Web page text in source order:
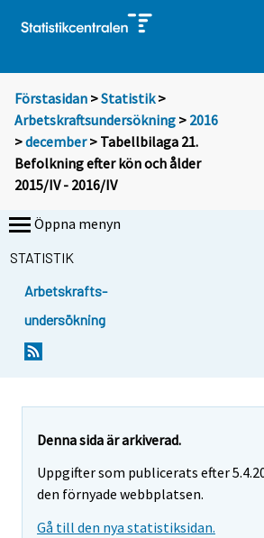
Förstasidan >Statistik >
Arbetskraftsundersökning > 2016
>december> Tabellbilaga 21.
Befolkning efter kön och ålder
2015/IV - 2016/IV
Öppna menyn
STATISTIK
Arbetskrafts-
undersökning
Denna sida är arkiverad.
Uppgifter som publicerats efter
den förnyade webbplatsen.
Gå till den nya statistiksidan.